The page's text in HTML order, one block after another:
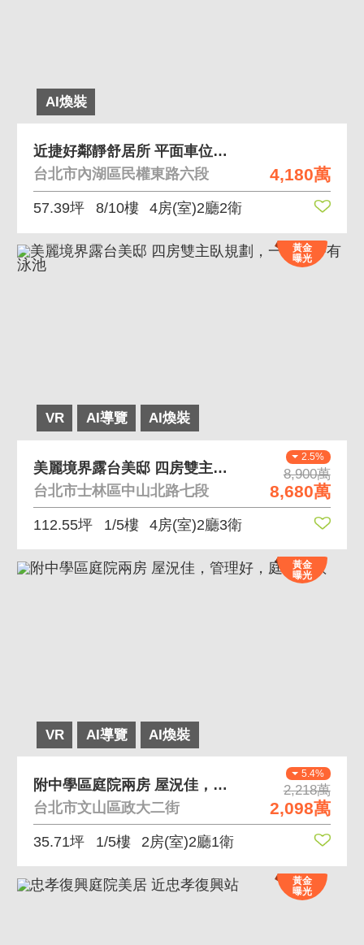
AI煥裝
4,180萬
近捷好鄰靜舒居所 平面車位，近葫洲捷運，方正格局
台北市內湖區民權東路六段
57.39坪 8/10樓 4房(室)2廳2衛
VR AI導覽 AI煥裝
黃金
曝光
2.5%
8,900萬
8,680萬
美麗境界露台美邸 四房雙主臥規劃，一層一戶有泳池
台北市士林區中山北路七段
112.55坪 1/5樓 4房(室)2廳3衛
VR AI導覽 AI煥裝
黃金
曝光
5.4%
2,218萬
2,098萬
附中學區庭院兩房 屋況佳，管理好，庭院寬敞
台北市文山區政大二街
35.71坪 1/5樓 2房(室)2廳1衛
黃金
曝光